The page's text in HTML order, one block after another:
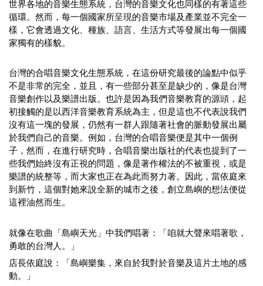
世界各地的音樂生態系統，台灣的音樂文化也同樣的有著這些
循環。然而，每一個國家所呈現的音樂市場及產業並不完全一
樣，它會透過文化、種族、語言、生活方式等發展出每一個國
家獨有的樣貌。
台灣的合唱音樂文化生態系統，在這份研究最後的論點中似乎
不是非常的完全，並且，有一些部分甚至是缺少的，像是台灣
音樂創作以及樂譜出版。也許是因為我們音樂教育的源頭，起
初接觸的是以西洋音樂教育系統為主，但是這也不代表說我們
沒有這一塊的發展，仍然有一群人跟隨著社會的脈動發展出屬
於我們自己的音樂。例如，台灣的合唱音樂便是其中一個例
子，然而，在進行研究時，合唱音樂出版社的代表也提到了一
些我們始終沒有正視的問題，像是著作權法的不被重視，或是
樂譜的統整等，而大家也正在為此而努力著。因此，當依庭來
到新竹，這個對她來說全新的城市之後，創立島嶼的想法便從
這裡油然而生。
就像在歌曲「島嶼天光」中我們唱著：「咱就大聲來唱著歌，
勇敢的台灣人。」
店長依庭說：「島嶼樂集，來自於我對於音樂及這片土地的感
動。」